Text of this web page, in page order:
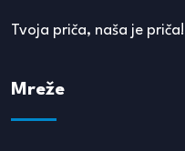
Tvoja priča, naša je priča!
Mreže